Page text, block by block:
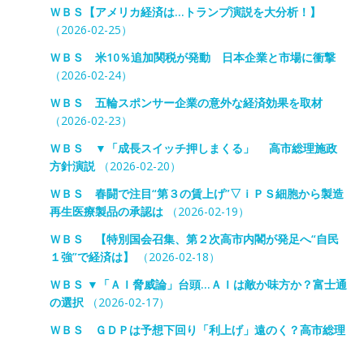
ＷＢＳ【アメリカ経済は…トランプ演説を大分析！】
（2026-02-25）
ＷＢＳ 米10％追加関税が発動 日本企業と市場に衝撃
（2026-02-24）
ＷＢＳ 五輪スポンサー企業の意外な経済効果を取材
（2026-02-23）
ＷＢＳ ▼「成長スイッチ押しまくる」 高市総理施政
方針演説（2026-02-20）
ＷＢＳ 春闘で注目“第３の賃上げ”▽ｉＰＳ細胞から製造
再生医療製品の承認は（2026-02-19）
ＷＢＳ 【特別国会召集、第２次高市内閣が発足へ“自民
１強”で経済は】
（2026-02-18）
ＷＢＳ ▼「ＡＩ脅威論」台頭…ＡＩは敵か味方か？富士通
の選択（2026-02-17）
ＷＢＳ ＧＤＰは予想下回り「利上げ」遠のく？高市総理